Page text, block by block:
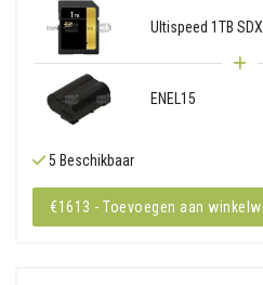
Ultispeed 1TB
ENEL15
5 Beschikbaar
€1613 - Toevoegen aan